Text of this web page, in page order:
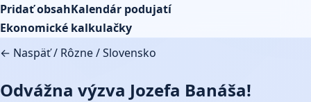
Pridať obsahKalendár podujatí
Ekonomické kalkulačky
← Naspäť/ Rôzne/Slovensko
Odvážna výzva Jozefa Banáša!